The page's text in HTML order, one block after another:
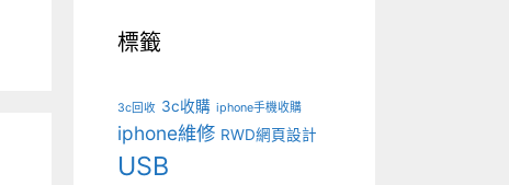
標籤
3c回收 3c收購 iphone手機收購
iphone維修 RWD網頁設計
USB